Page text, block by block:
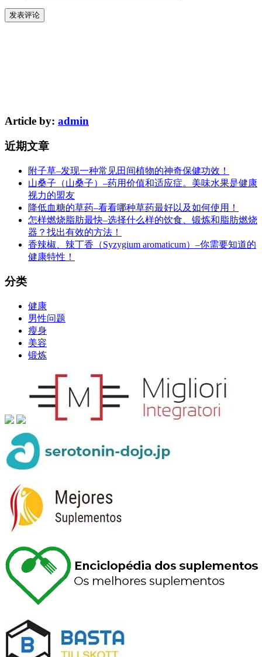
Article by: admin
近期文章
附子草–发现一种常见田间植物的神奇保健功效！
山桑子（山桑子）–药用价值和适应症。美味水果是健康
视力的盟友
降低血糖的草药–看看哪种草药最好以及如何使用！
怎样燃烧脂肪最快–选择什么样的饮食、锻炼和脂肪燃烧
器？找出有效的方法！
香辣椒、辣丁香（Syzygium aromaticum）–你需要知道的
健康特性！
分类
健康
男性问题
瘦身
美容
锻炼